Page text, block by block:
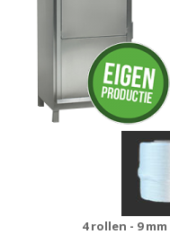
4 rollen - 9 mm